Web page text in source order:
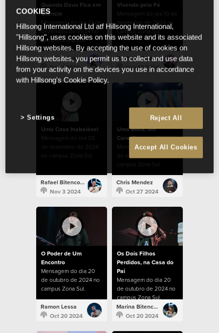
Quando Deus Fica em
Silêncio
Mensagem do dia 01 de
dezembro de 2024 no
campus Zona Sul.
Lucy Mendez
Dec 1 2024
Vivendo pela Fé
Mensagem do dia 10 de
novembro de 2024 no
campus Zona Sul.
Raphael Galante
Nov 10 2024
Uma Casa Inabalável
Mensagem do dia 03
de novembro de 2024
no campus Zona Sul.
Rafael Bitencourt
Nov 3 2024
Uma Boca, um
Coração, uma História
Mensagem do dia 27
de outubro de 2024 no
campus Zona Sul.
Chris Mendez
Oct 27 2024
O Poder de Um
Encontro
Mensagem do dia 20
de outubro de 2024 no
campus Zona Sul.
Ramon Lessa
Oct 20 2024
Os Dois Filhos
Perdidos, na Casa do
Pai
Mensagem do dia 20
de outubro de 2024 no
campus Zona Sul.
Marina Bitencourt
Oct 20 2024
COOKIES
Hillsong International Ltd atf Hillsong International,
"Hillsong", uses cookies on this website and its associated
Hillsong websites. By accepting the use of cookies on
Hillsong websites, you permit us to collect and use data
from your activity on the devices you use in accordance
with Hillsong's Cookie Policy.
Reject All
Accept All Cookies
Settings